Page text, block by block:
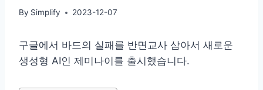
By Simplify 2023-12-07
구글에서 바드의 실패를 반면교사 삼아서 새로운
생성형 AI인 제미나이를 출시했습니다.